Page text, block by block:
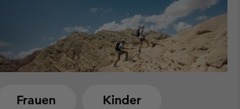
Frauen Kinder